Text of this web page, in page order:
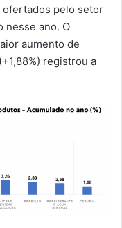
ofertados pelo setor
nesse ano. O
aumento de
registrou a